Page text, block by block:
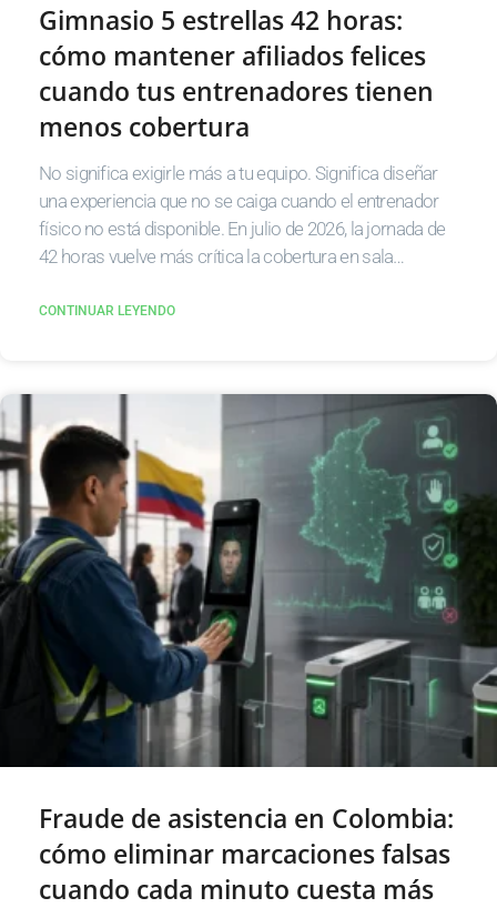
Gimnasio 5 estrellas 42 horas:
cómo mantener afiliados felices
cuando tus entrenadores tienen
menos cobertura
No significa exigirle más a tu equipo. Significa diseñar
una experiencia que no se caiga cuando el entrenador
físico no está disponible. En julio de 2026, la jornada de
42 horas vuelve más crítica la cobertura en sala…
CONTINUAR LEYENDO
Fraude de asistencia en Colombia:
cómo eliminar marcaciones falsas
cuando cada minuto cuesta más